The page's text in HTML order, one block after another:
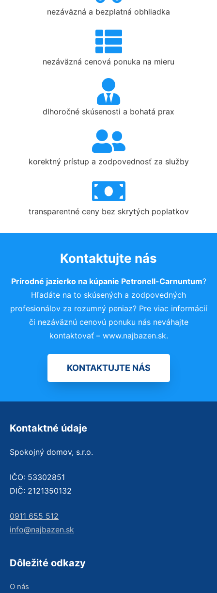
nezáväzná a bezplatná obhliadka
nezáväzná cenová ponuka na mieru
dlhoročné skúsenosti a bohatá prax
korektný prístup a zodpovednosť za služby
transparentné ceny bez skrytých poplatkov
Kontaktujte nás
Prírodné jazierko na kúpanie Petronell-Carnuntum?
Hľadáte na to skúsených a zodpovedných
profesionálov za rozumný peniaz? Pre viac informácií
či nezáväznú cenovú ponuku nás neváhajte
kontaktovať – www.najbazen.sk.
KONTAKTUJTE NÁS
Kontaktné údaje
Spokojný domov, s.r.o.
IČO: 53302851
DIČ: 2121350132
0911 655 512
info@najbazen.sk
Dôležité odkazy
O nás